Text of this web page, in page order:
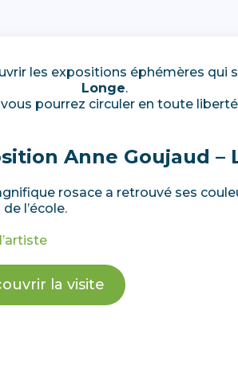
les expositions éphémères qui
Longe.
pourrez circuler en toute
Anne Goujaud –
rosace a retrouvé ses
l’école.
la visite